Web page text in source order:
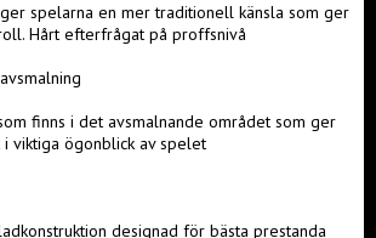
spelarna en mer traditionell känsla som ger
Hårt efterfrågat på proffsnivå
finns i det avsmalnande området som ger
viktiga ögonblick av spelet
designad för bästa prestanda